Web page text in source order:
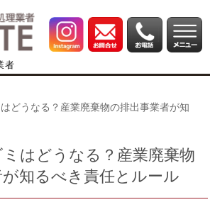
者
どうなる？産業廃棄物の排出事業者が知
はどうなる？産業廃棄物
知るべき責任とルール